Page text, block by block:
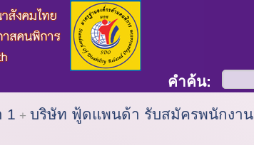
คำค้น:
1
บริษัท ฟู้ดแพนด้า รับสมัครพนักงาน